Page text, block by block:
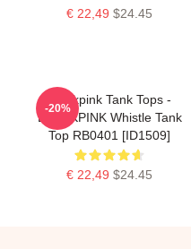
€ 22,49 $24.45
Blackpink Tank Tops -
BLACKPINK Whistle Tank
Top RB0401 [ID1509]
€ 22,49 $24.45
-20%